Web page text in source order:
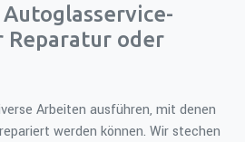
oder
Arbeiten ausführen, mit denen
werden können. Wir stechen